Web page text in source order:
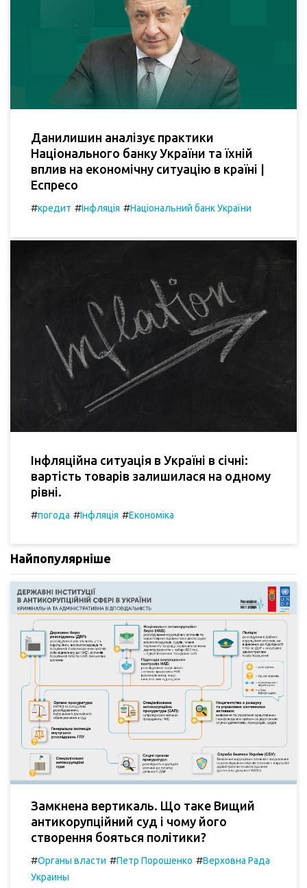
Данилишин аналізує практики
Національного банку України та їхній
вплив на економічну ситуацію в країні |
Еспресо
#кредит #Інфляція #Національний банк України
Інфляційна ситуація в Україні в січні:
вартість товарів залишилася на одному
рівні.
#погода #Інфляція #Економіка
Найпопулярніше
Замкнена вертикаль. Що таке Вищий
антикорупційний суд і чому його
створення бояться політики?
#Органы власти #Петр Порошенко #Верховна Рада
Украины